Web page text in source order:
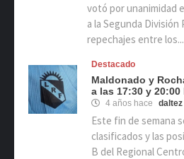
votó por unanimidad
a la Segunda División
repechajes entre los...
Destacado
Maldonado y
a las 17:30 y 20:00
4 años hace daltez
Este fin de semana
clasificados y las
B del Regional